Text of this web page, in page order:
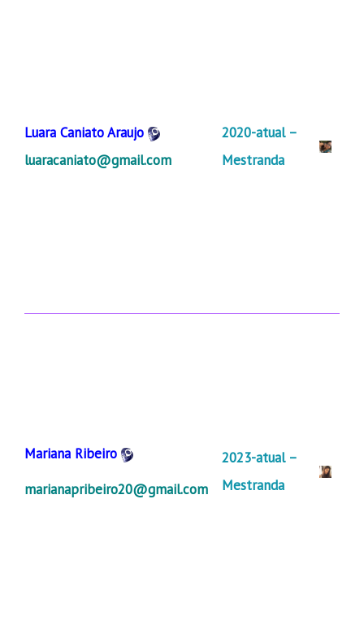
Luara Caniato Araujo
luaracaniato@gmail.com
2020-atual –
Mestranda
Mariana Ribeiro
marianapribeiro20@gmail.com
2023-atual –
Mestranda